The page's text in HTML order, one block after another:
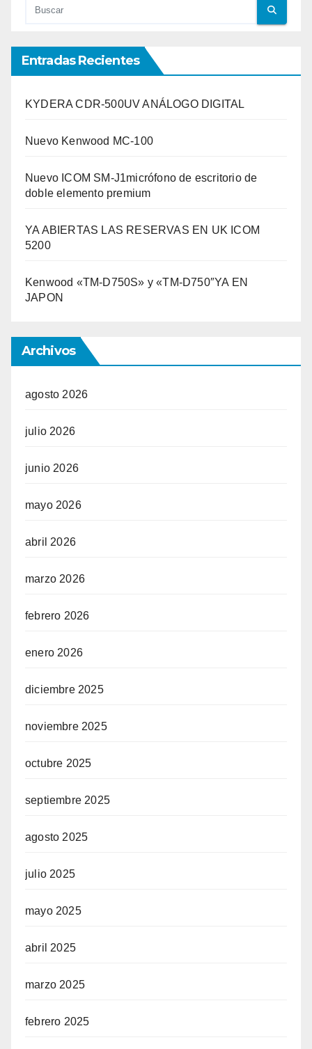
Entradas Recientes
KYDERA CDR-500UV ANÁLOGO DIGITAL
Nuevo Kenwood MC-100
Nuevo ICOM SM-J1micrófono de escritorio de
doble elemento premium
YA ABIERTAS LAS RESERVAS EN UK ICOM
5200
Kenwood «TM-D750S» y «TM-D750″YA EN
JAPON
Archivos
agosto 2026
julio 2026
junio 2026
mayo 2026
abril 2026
marzo 2026
febrero 2026
enero 2026
diciembre 2025
noviembre 2025
octubre 2025
septiembre 2025
agosto 2025
julio 2025
mayo 2025
abril 2025
marzo 2025
febrero 2025